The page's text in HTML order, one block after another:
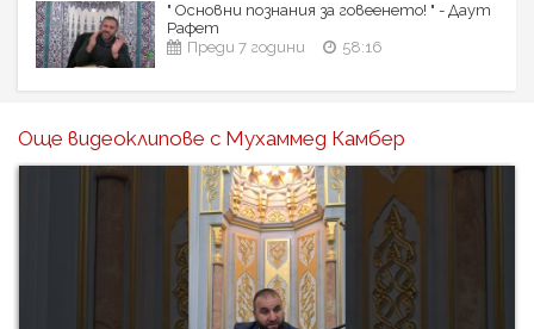
" Основни познания за говеенето! " - Даут
Рафет
Преди 7 години
58:16
Още видеоклипове с Мухаммед Камбер